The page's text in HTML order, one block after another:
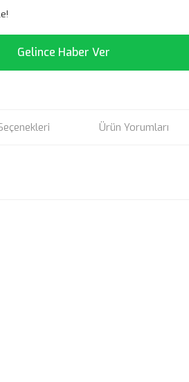
Gelince Haber Ver
Ürün Yorumları